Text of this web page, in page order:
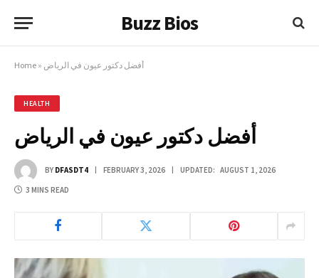
Buzz Bios
Home » أفضل دكتور عيون في الرياض
HEALTH
أفضل دكتور عيون في الرياض
BY DFASDT4 FEBRUARY 3, 2026 UPDATED: AUGUST 1, 2026
3 MINS READ